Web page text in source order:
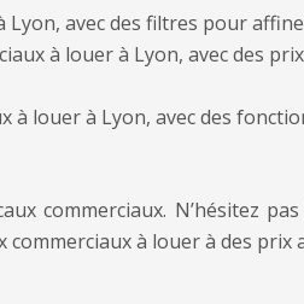
Lyon, avec des filtres pour
à louer à Lyon, avec des
louer à Lyon, avec des
commerciaux. N’hésitez
commerciaux à louer à des prix